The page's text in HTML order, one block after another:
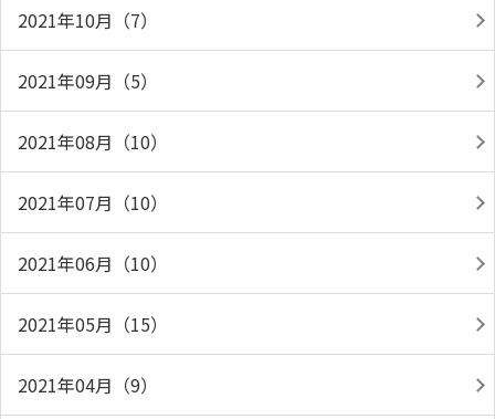
2021年10月（7）
2021年09月（5）
2021年08月（10）
2021年07月（10）
2021年06月（10）
2021年05月（15）
2021年04月（9）